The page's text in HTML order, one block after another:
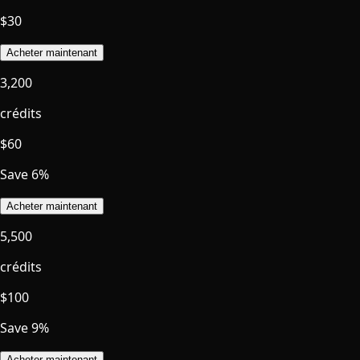
$30
Acheter maintenant
3,200
crédits
$60
Save 6%
Acheter maintenant
5,500
crédits
$100
Save 9%